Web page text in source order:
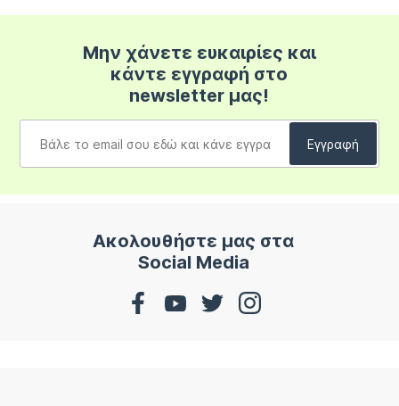
Μην χάνετε ευκαιρίες και
κάντε εγγραφή στο
newsletter μας!
Ακολουθήστε μας στα
Social Media